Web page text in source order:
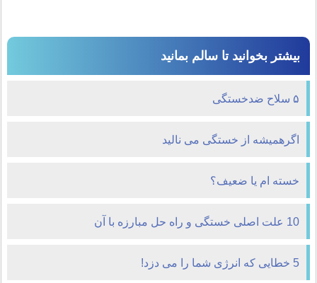
بیشتر بخوانید تا سالم بمانید
۵ سلاح ضدخستگی
اگرهمیشه از خستگی می نالید
خسته ام یا ضعیف؟
10 علت اصلی خستگی و راه حل مبارزه با آن
5 خطایی که انرژی شما را می دزد!